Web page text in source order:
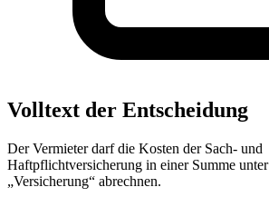
Volltext der Entscheidung
Der Vermieter darf die Kosten der Sach- und
Haftpflichtversicherung in einer Summe
„Versicherung“ abrechnen.